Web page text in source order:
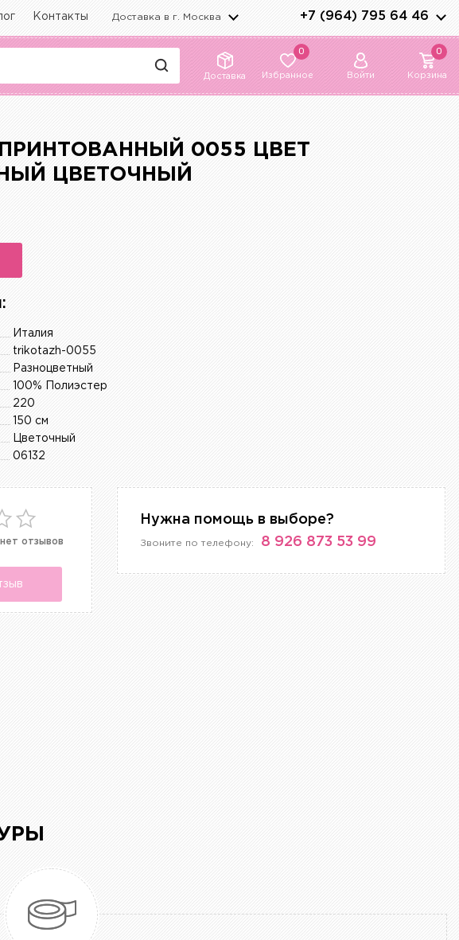
Контакты Доставка в г. Москва +7 (964) 795 64 46
Доставка
0
Избранное Войти
0
Корзина
0055 ЦВЕТ
ЦВЕТОЧНЫЙ
Италия
trikotazh-0055
Разноцветный
100% Полиэстер
220
150 см
Цветочный
06132
отзывов
Нужна помощь в выборе?
Звоните по телефону: 8 926 873 53 99